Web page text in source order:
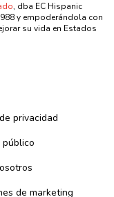
, dba EC Hispanic
y empoderándola con
su vida en Estados
privacidad
de marketing